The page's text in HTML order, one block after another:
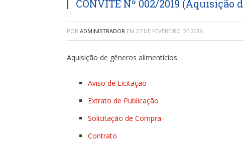
CONVITE Nº 002/2019
POR ADMINISTRADOR EM 27 DE FEVEREIRO DE 2019
Aquisição de gêneros alimentícios
Aviso de Licitação
Extrato de Publicação
Solicitação de Compra
Contrato